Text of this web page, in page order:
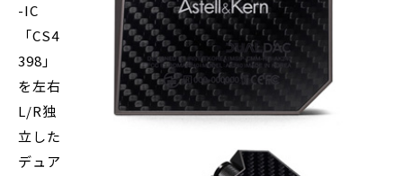
-IC
「CS4
398」
を左右
L/R独
立した
デュア